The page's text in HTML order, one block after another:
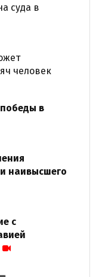
суда в
человек
победы в
наивысшего
с